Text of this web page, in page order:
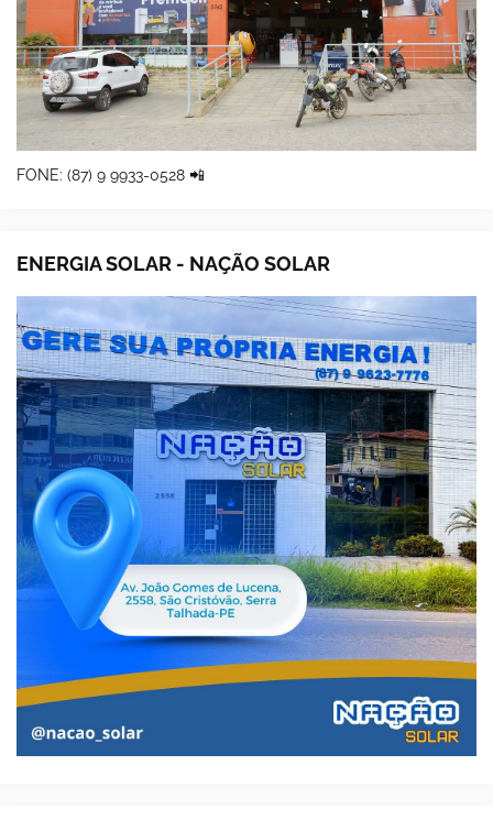
FONE: (87) 9 9933-0528 📲
ENERGIA SOLAR - NAÇÃO SOLAR